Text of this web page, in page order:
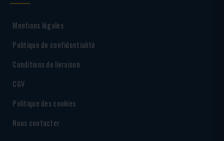
Mentions légales
Politique de confidentialité
Conditions de livraison
CGV
Politique des cookies
Nous contacter